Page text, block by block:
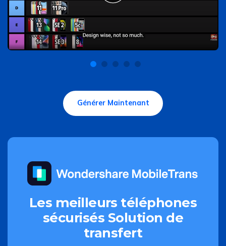
Générer Maintenant
Les meilleurs téléphones
sécurisés Solution de
transfert